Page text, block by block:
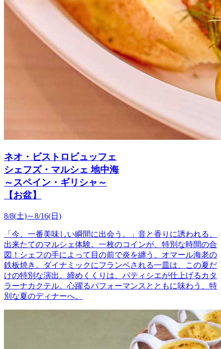
ネオ・ビストロビュッフェ
シェフズ・マルシェ 地中海
～スペイン・ギリシャ～
【お盆】
8/8(土)～8/16(日)
「今、一番美味しい瞬間に出会う。」音と香りに誘われる、
出来たてのマルシェ体験。一枚のコインが、特別な時間の合
図！シェフの手によって目の前で炎を纏う、オマール海老の
鉄板焼き。ダイナミックにフランベされる一皿は、この夏だ
けの特別な演出。締めくくりは、パティシエが仕上げるカタ
ラーナカクテル。心躍るパフォーマンスとともに味わう、特
別な夏のディナーへ。